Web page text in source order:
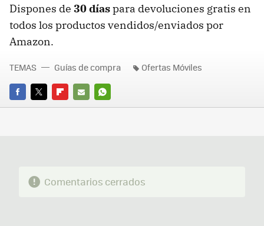
Dispones de 30 díaspara devoluciones gratis en
todos los productos vendidos/enviados por
Amazon.
FACEBOOK
TWITTERFLIPBOARD
E-
WHATSAPP
TEMAS Guías de compra Ofertas Móviles
Comentarios cerrados